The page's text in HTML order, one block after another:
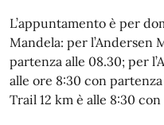
L’appuntamento è per
Mandela: per l’Andersen
partenza alle 08.30; per
alle ore 8:30 con
Trail 12 km è alle 8:30